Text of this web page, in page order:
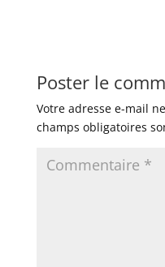
Poster le
Votre adresse e-mail
champs obligatoires